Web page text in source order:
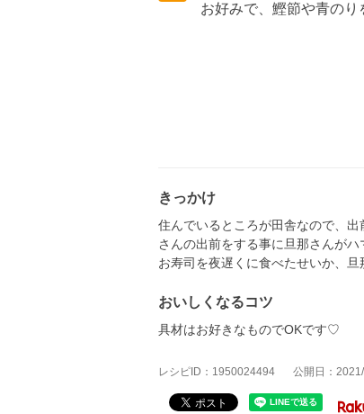
お好みで、鰹節や青のり
きっかけ
住んでいるところが田舎なので、
さんの出前をする事に旦那さんが
お寿司を夜遅くに食べたせいか、
おいしくなるコツ
具材はお好きなものでOKです♡
レシピID：1950024494 公開日：